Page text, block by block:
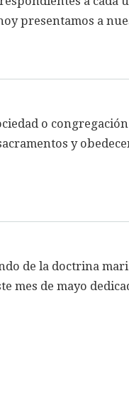
presentamos a
o
y
de la doctrina
mes de mayo